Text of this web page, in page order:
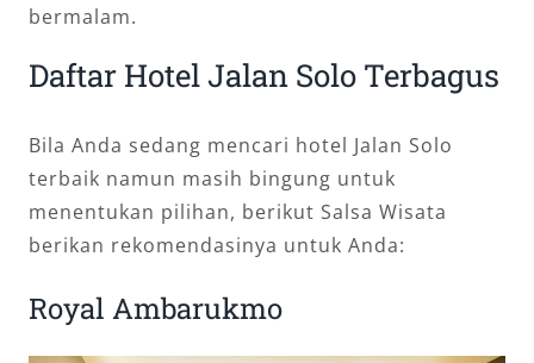
bermalam.
Daftar Hotel Jalan Solo Terbagus
Bila Anda sedang mencari hotel Jalan Solo
terbaik namun masih bingung untuk
menentukan pilihan, berikut Salsa Wisata
berikan rekomendasinya untuk Anda:
Royal Ambarukmo